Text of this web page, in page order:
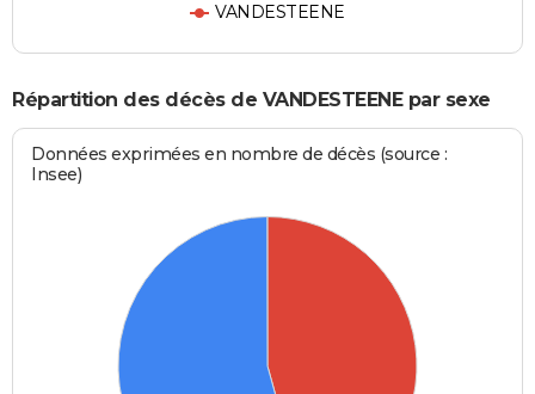
VANDESTEENE
Répartition des décès de VANDESTEENE par sexe
Données exprimées en nombre de décès (source :
Insee)